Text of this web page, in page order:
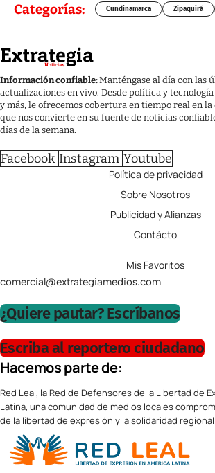
Categorías: Cundinamarca Zipaquirá
Información confiable:Manténgase al día con las
actualizaciones en vivo. Desde política y
y más, le ofrecemos cobertura en tiempo real en
que nos convierte en su fuente de noticias
días de la semana.
Facebook Instagram Youtube
Política de privacidad
Sobre Nosotros
Publicidad y Alianzas
Contácto
Mis Favoritos
comercial@extrategiamedios.com
¿Quiere pautar? Escríbanos
Escriba al reportero ciudadano
Hacemos parte de:
Red Leal, la Red de Defensores de la Libertad de
Latina, una comunidad de medios locales
de la libertad de expresión y la solidaridad